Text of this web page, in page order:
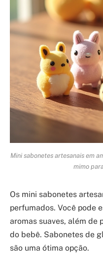
Mini sabonetes artesanais em
mimo
Os mini sabonetes
perfumados. Você pode
aromas suaves, além de
do bebê. Sabonetes de
são uma ótima opção.